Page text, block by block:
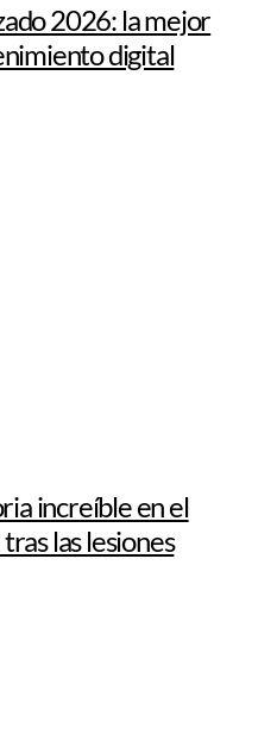
2026: la mejor
digital
increíble en el
las lesiones